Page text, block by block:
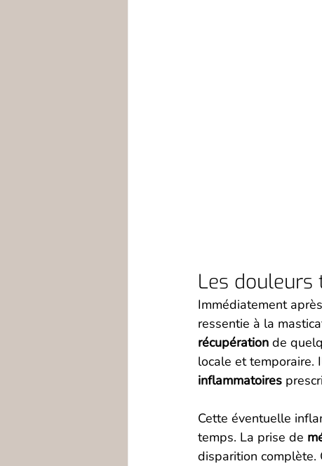
Les
Immédiatement
ressentie à la
récupération de
locale et temporaire.
inflammatoires
Cette éventuelle
temps. La prise de
disparition complète.